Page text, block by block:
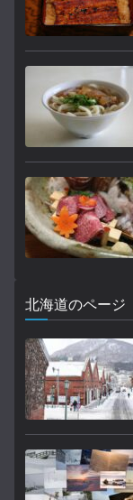
北海道のページ